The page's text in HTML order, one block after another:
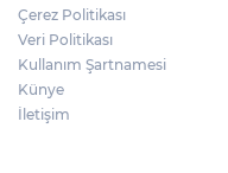
Çerez Politikası
Veri Politikası
Kullanım Şartnamesi
Künye
İletişim